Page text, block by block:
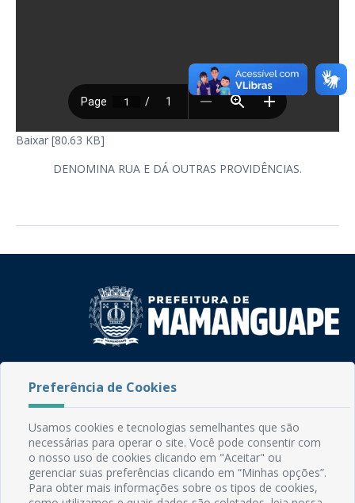
Baixar [80.63 KB]
DENOMINA RUA E DÁ OUTRAS PROVIDÊNCIAS.
CEP: 58.280-000 - Mamanguape/PB
Fone: (83) 3292-2246
Email: comunicacao@mamanguape.pb.gov.br
Expediente: Segunda à Sexta, das 08h às 13h
Mapa do Site
Perguntas frequentes
Preferência de Cookies
Usamos cookies e tecnologias semelhantes que são
necessárias para operar o site. Você pode consentir com
o nosso uso de cookies clicando em "Aceitar" ou
gerenciar suas preferências clicando em “Minhas opções”.
Para obter mais informações sobre os tipos de cookies,